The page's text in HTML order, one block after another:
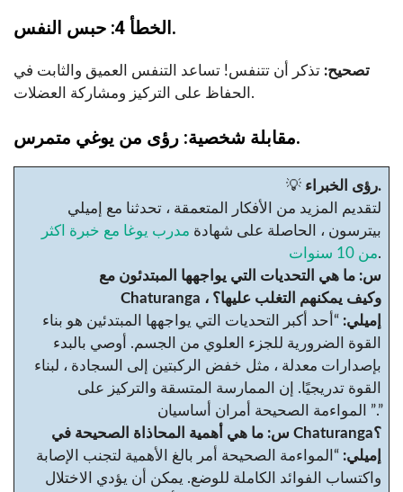
الخطأ 4: حبس النفس.
تصحيح: تذكر أن تتنفس! تساعد التنفس العميق والثابت في
الحفاظ على التركيز ومشاركة العضلات.
مقابلة شخصية: رؤى من يوغي متمرس.
💡
رؤى الخبراء.
لتقديم المزيد من الأفكار المتعمقة ، تحدثنا مع إميلي
بيترسون ، الحاصلة على شهادة مدرب يوغا مع خبرة اكثر
من 10 سنوات.
س: ما هي التحديات التي يواجهها المبتدئون مع
Chaturanga ، وكيف يمكنهم التغلب عليها؟
إميلي: “أحد أكبر التحديات التي يواجهها المبتدئين هو بناء
القوة الضرورية للجزء العلوي من الجسم. أوصي بالبدء
بإصدارات معدلة ، مثل خفض الركبتين إلى السجادة ، لبناء
القوة تدريجيًا. إن الممارسة المتسقة والتركيز على
المواءمة الصحيحة أمران أساسيان ”.”
س: ما هي أهمية المحاذاة الصحيحة في Chaturanga؟
إميلي: “المواءمة الصحيحة أمر بالغ الأهمية لتجنب الإصابة
واكتساب الفوائد الكاملة للوضع. يمكن أن يؤدي الاختلال